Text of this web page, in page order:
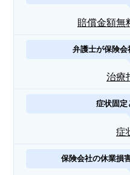
賠償金額無
弁護士が保険
治療
症状固定
症
保険会社の休業損